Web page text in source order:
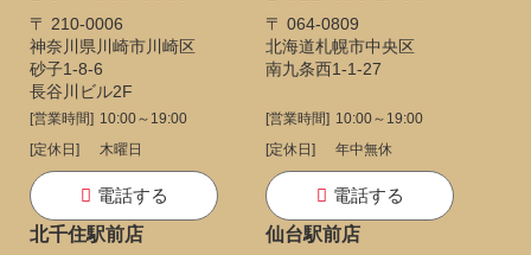
〒 210-0006
神奈川県川崎市川崎区
砂子1-8-6
長谷川ビル2F
[営業時間] 10:00～19:00
[定休日]
木曜日
電話する
〒 064-0809
北海道札幌市中央区
南九条西1-1-27
[営業時間] 10:00～19:00
[定休日]
年中無休
電話する
北千住駅前店
仙台駅前店